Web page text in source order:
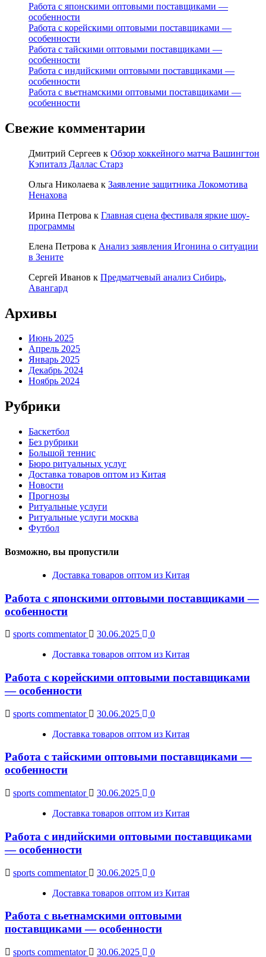
Работа с японскими оптовыми поставщиками —
особенности
Работа с корейскими оптовыми поставщиками —
особенности
Работа с тайскими оптовыми поставщиками —
особенности
Работа с индийскими оптовыми поставщиками —
особенности
Работа с вьетнамскими оптовыми поставщиками —
особенности
Свежие комментарии
Дмитрий Сергеев к Обзор хоккейного матча Вашингтон
Кэпиталз Даллас Старз
Ольга Николаева к Заявление защитника Локомотива
Ненахова
Ирина Петрова к Главная сцена фестиваля яркие шоу-
программы
Елена Петрова к Анализ заявления Игонина о ситуации
в Зените
Сергей Иванов к Предматчевый анализ Сибирь,
Авангард
Архивы
Июнь 2025
Апрель 2025
Январь 2025
Декабрь 2024
Ноябрь 2024
Рубрики
Баскетбол
Без рубрики
Большой теннис
Бюро ритуальных услуг
Доставка товаров оптом из Китая
Новости
Прогнозы
Ритуальные услуги
Ритуальные услуги москва
Футбол
Возможно, вы пропустили
Доставка товаров оптом из Китая
Работа с японскими оптовыми поставщиками —
особенности
sports commentator 30.06.2025
0
Доставка товаров оптом из Китая
Работа с корейскими оптовыми поставщиками
— особенности
sports commentator 30.06.2025
0
Доставка товаров оптом из Китая
Работа с тайскими оптовыми поставщиками —
особенности
sports commentator 30.06.2025
0
Доставка товаров оптом из Китая
Работа с индийскими оптовыми поставщиками
— особенности
sports commentator 30.06.2025
0
Доставка товаров оптом из Китая
Работа с вьетнамскими оптовыми
поставщиками — особенности
sports commentator 30.06.2025 0